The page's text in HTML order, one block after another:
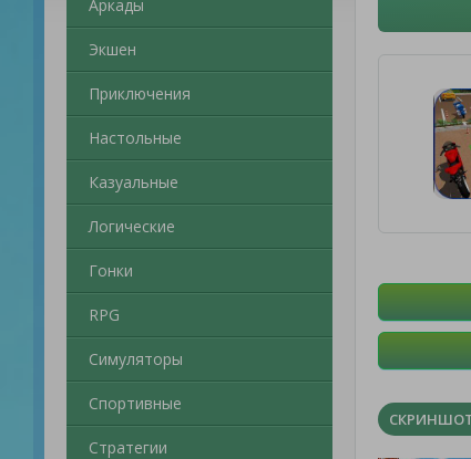
Аркады
Экшен
Приключения
Настольные
Казуальные
Логические
Гонки
RPG
Симуляторы
Спортивные
Стратегии